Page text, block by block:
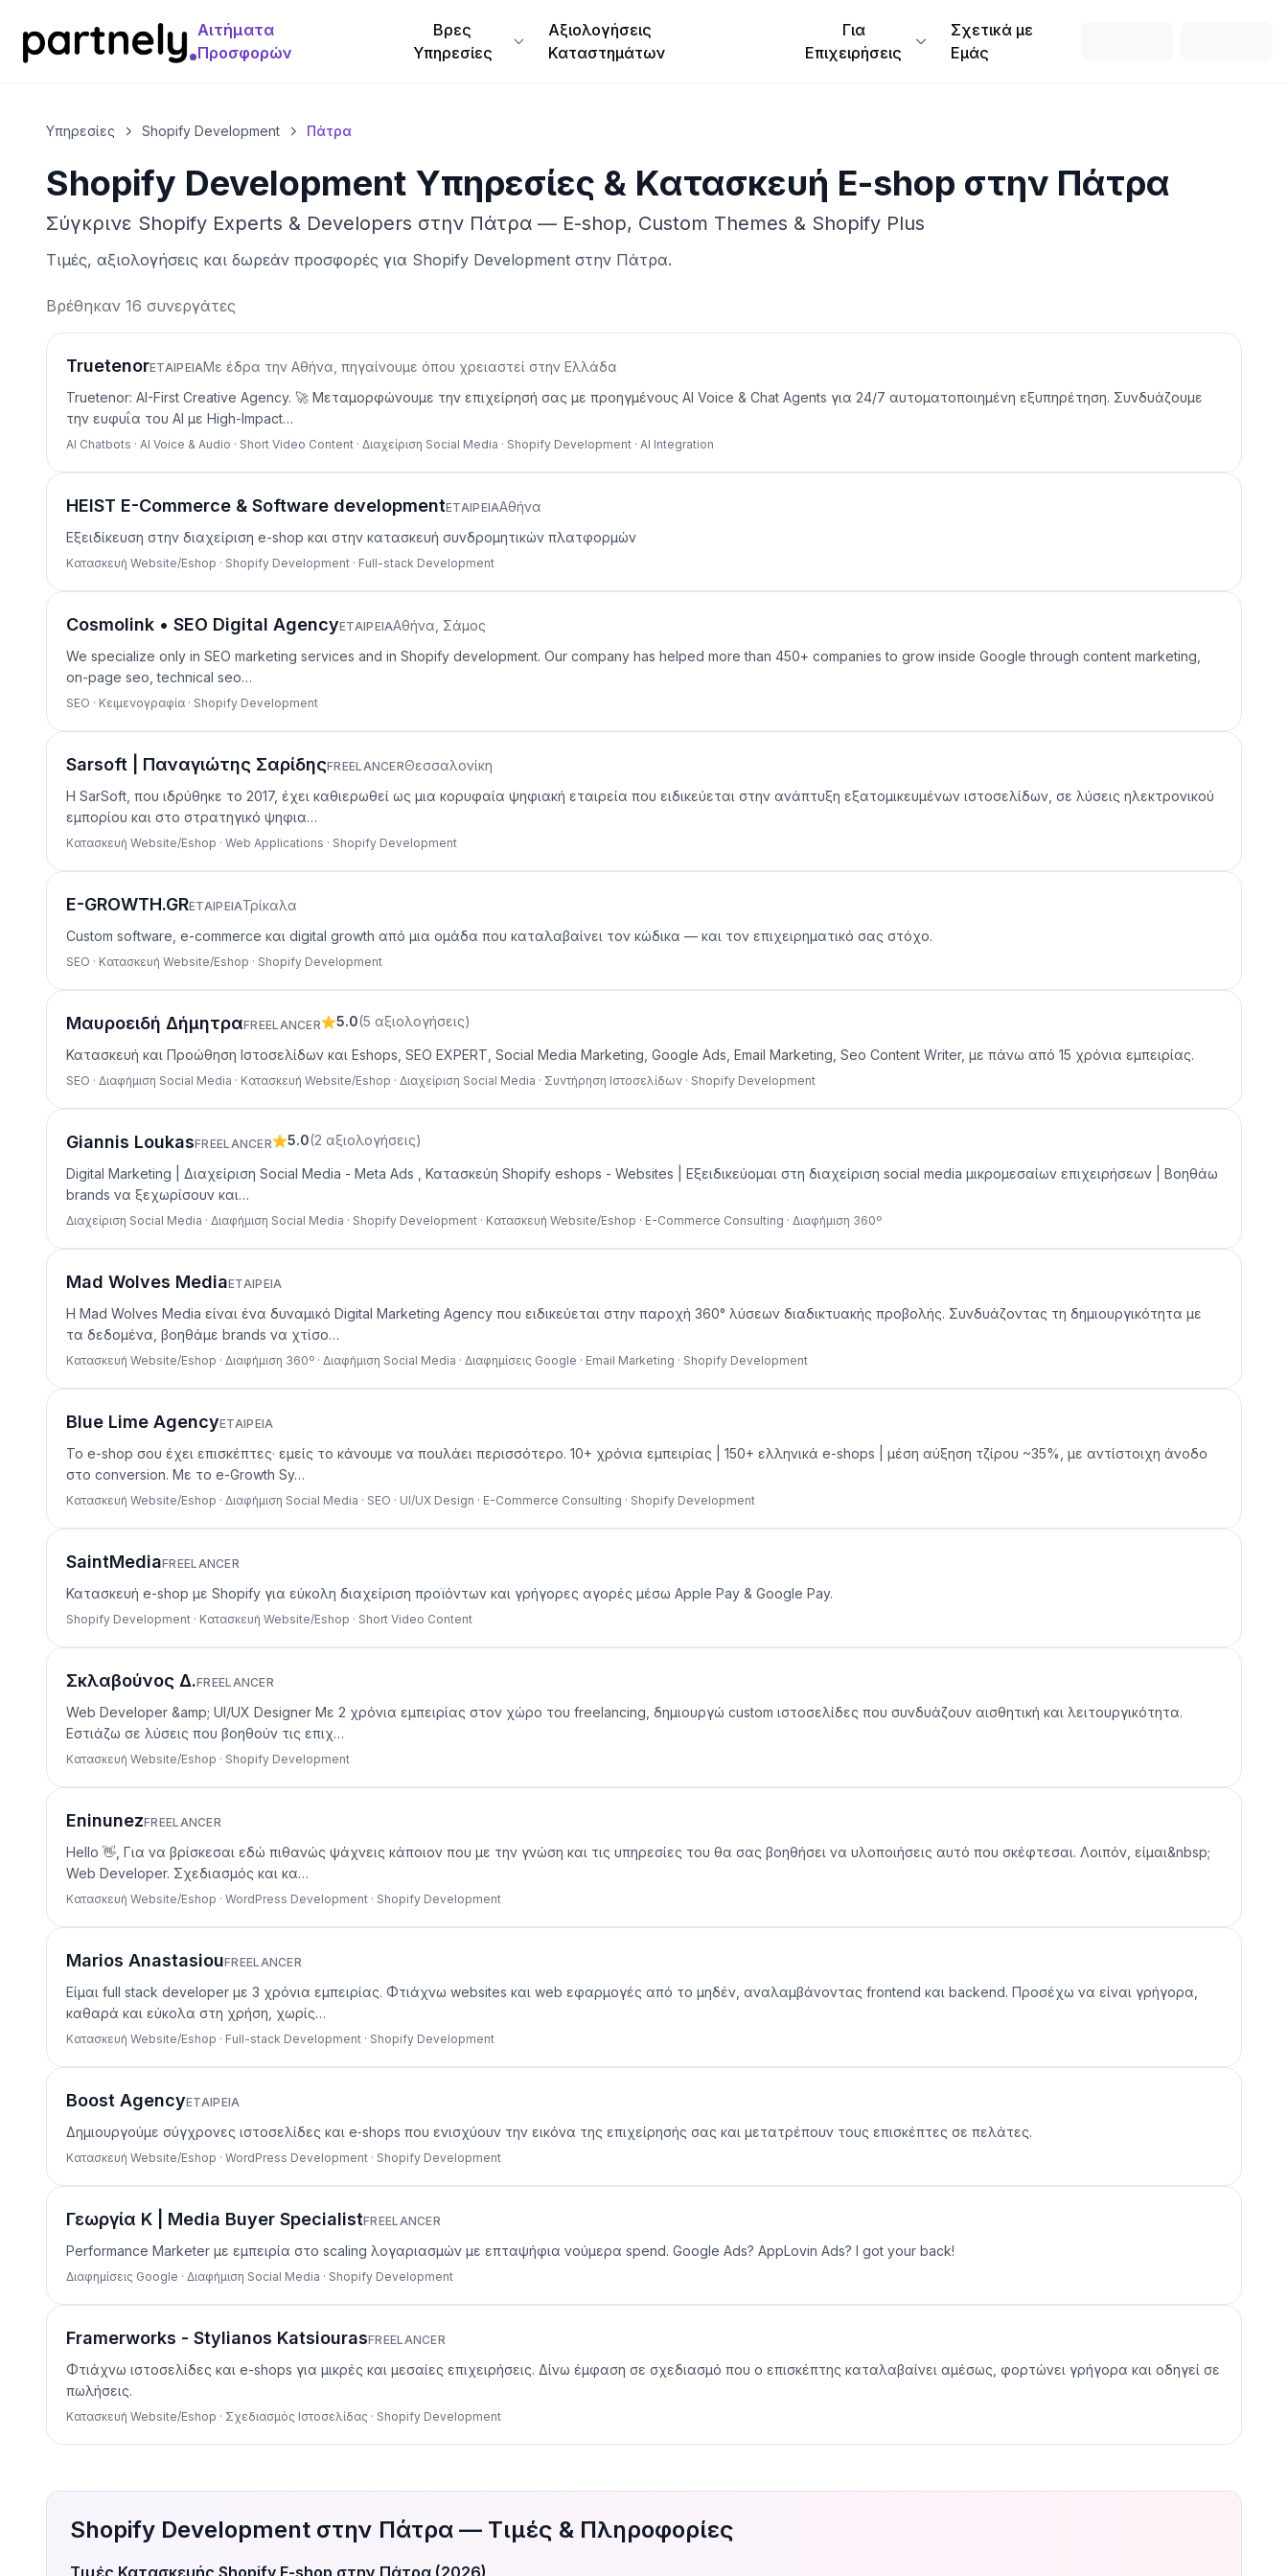
Αιτήματα
Προσφορών
Βρες
Υπηρεσίες
Αξιολογήσεις
Καταστημάτων
Για
Επιχειρήσεις
Σχετικά με
Εμάς
Υπηρεσίες Shopify Development Πάτρα
Shopify Development Υπηρεσίες & Κατασκευή E-shop στην Πάτρα
Σύγκρινε Shopify Experts & Developers στην Πάτρα — E-shop, Custom Themes & Shopify Plus
Τιμές, αξιολογήσεις και δωρεάν προσφορές για Shopify Development στην Πάτρα.
Βρέθηκαν 16 συνεργάτες
TruetenorΕΤΑΙΡΕΊΑΜε έδρα την Αθήνα, πηγαίνουμε όπου χρειαστεί στην Ελλάδα
Truetenor: AI-First Creative Agency. 🚀 Μεταμορφώνουμε την επιχείρησή σας με προηγμένους AI Voice & Chat Agents για 24/7 αυτοματοποιημένη εξυπηρέτηση. Συνδυάζουμε
την ευφυΐα του AI με High-Impact…
AI Chatbots · AI Voice & Audio · Short Video Content · Διαχείριση Social Media · Shopify Development · AI Integration
HEIST E-Commerce & Software developmentΕΤΑΙΡΕΊΑΑθήνα
Εξειδίκευση στην διαχείριση e-shop και στην κατασκευή συνδρομητικών πλατφορμών
Κατασκευή Website/Eshop · Shopify Development · Full-stack Development
Cosmolink • SEO Digital AgencyΕΤΑΙΡΕΊΑΑθήνα, Σάμος
We specialize only in SEO marketing services and in Shopify development. Our company has helped more than 450+ companies to grow inside Google through content marketing,
on-page seo, technical seo…
SEO · Κειμενογραφία · Shopify Development
Sarsoft | Παναγιώτης ΣαρίδηςFREELANCERΘεσσαλονίκη
Η SarSoft, που ιδρύθηκε το 2017, έχει καθιερωθεί ως μια κορυφαία ψηφιακή εταιρεία που ειδικεύεται στην ανάπτυξη εξατομικευμένων ιστοσελίδων, σε λύσεις ηλεκτρονικού
εμπορίου και στο στρατηγικό ψηφια…
Κατασκευή Website/Eshop · Web Applications · Shopify Development
E-GROWTH.GRΕΤΑΙΡΕΊΑΤρίκαλα
Custom software, e-commerce και digital growth από μια ομάδα που καταλαβαίνει τον κώδικα — και τον επιχειρηματικό σας στόχο.
SEO · Κατασκευή Website/Eshop · Shopify Development
Μαυροειδή ΔήμητραFREELANCER 5.0(5 αξιολογήσεις)
Κατασκευή και Προώθηση Ιστοσελίδων και Eshops, SEO EXPERT, Social Media Marketing, Google Ads, Email Marketing, Seo Content Writer, με πάνω από 15 χρόνια εμπειρίας.
SEO · Διαφήμιση Social Media · Κατασκευή Website/Eshop · Διαχείριση Social Media · Συντήρηση Ιστοσελίδων · Shopify Development
Giannis LoukasFREELANCER 5.0(2 αξιολογήσεις)
Digital Marketing | Διαχείριση Social Media - Meta Ads , Κατασκεύη Shopify eshops - Websites | Εξειδικεύομαι στη διαχείριση social media μικρομεσαίων επιχειρήσεων | Bοηθάω
brands να ξεχωρίσουν και…
Διαχείριση Social Media · Διαφήμιση Social Media · Shopify Development · Κατασκευή Website/Eshop · E-Commerce Consulting · Διαφήμιση 360º
Mad Wolves MediaΕΤΑΙΡΕΊΑ
Η Mad Wolves Media είναι ένα δυναμικό Digital Marketing Agency που ειδικεύεται στην παροχή 360° λύσεων διαδικτυακής προβολής. Συνδυάζοντας τη δημιουργικότητα με
τα δεδομένα, βοηθάμε brands να χτίσο…
Κατασκευή Website/Eshop · Διαφήμιση 360º · Διαφήμιση Social Media · Διαφημίσεις Google · Email Marketing · Shopify Development
Blue Lime AgencyΕΤΑΙΡΕΊΑ
Το e-shop σου έχει επισκέπτες· εμείς το κάνουμε να πουλάει περισσότερο. 10+ χρόνια εμπειρίας | 150+ ελληνικά e-shops | μέση αύξηση τζίρου ~35%, με αντίστοιχη άνοδο
στο conversion. Με το e-Growth Sy…
Κατασκευή Website/Eshop · Διαφήμιση Social Media · SEO · UI/UX Design · E-Commerce Consulting · Shopify Development
SaintMediaFREELANCER
Κατασκευή e-shop με Shopify για εύκολη διαχείριση προϊόντων και γρήγορες αγορές μέσω Apple Pay & Google Pay.
Shopify Development · Κατασκευή Website/Eshop · Short Video Content
Σκλαβούνος Δ.FREELANCER
Web Developer &amp; UI/UX Designer Με 2 χρόνια εμπειρίας στον χώρο του freelancing, δημιουργώ custom ιστοσελίδες που συνδυάζουν αισθητική και λειτουργικότητα.
Εστιάζω σε λύσεις που βοηθούν τις επιχ…
Κατασκευή Website/Eshop · Shopify Development
EninunezFREELANCER
Hello 👋, Για να βρίσκεσαι εδώ πιθανώς ψάχνεις κάποιον που με την γνώση και τις υπηρεσίες του θα σας βοηθήσει να υλοποιήσεις αυτό που σκέφτεσαι. Λοιπόν, είμαι&nbsp;
Web Developer. Σχεδιασμός και κα…
Κατασκευή Website/Eshop · WordPress Development · Shopify Development
Marios AnastasiouFREELANCER
Είμαι full stack developer με 3 χρόνια εμπειρίας. Φτιάχνω websites και web εφαρμογές από το μηδέν, αναλαμβάνοντας frontend και backend. Προσέχω να είναι γρήγορα,
καθαρά και εύκολα στη χρήση, χωρίς…
Κατασκευή Website/Eshop · Full-stack Development · Shopify Development
Boost AgencyΕΤΑΙΡΕΊΑ
Δημιουργούμε σύγχρονες ιστοσελίδες και e‑shops που ενισχύουν την εικόνα της επιχείρησής σας και μετατρέπουν τους επισκέπτες σε πελάτες.
Κατασκευή Website/Eshop · WordPress Development · Shopify Development
Γεωργία Κ | Media Buyer SpecialistFREELANCER
Performance Marketer με εμπειρία στο scaling λογαριασμών με επταψήφια νούμερα spend. Google Ads? AppLovin Ads? I got your back!
Διαφημίσεις Google · Διαφήμιση Social Media · Shopify Development
Framerworks - Stylianos KatsiourasFREELANCER
Φτιάχνω ιστοσελίδες και e-shops για μικρές και μεσαίες επιχειρήσεις. Δίνω έμφαση σε σχεδιασμό που ο επισκέπτης καταλαβαίνει αμέσως, φορτώνει γρήγορα και οδηγεί σε
πωλήσεις.
Κατασκευή Website/Eshop · Σχεδιασμός Ιστοσελίδας · Shopify Development
Shopify Development στην Πάτρα — Τιμές & Πληροφορίες
Τιμές Κατασκευής Shopify E-shop στην Πάτρα (2026)